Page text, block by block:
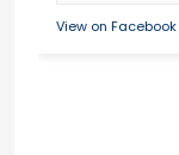
View on Facebook